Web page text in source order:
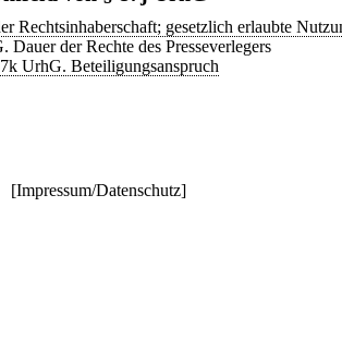
Rechtsinhaberschaft; gesetzlich erlaubte
Dauer der Rechte des Presseverlegers
UrhG. Beteiligungsanspruch
[Impressum/Datenschutz]